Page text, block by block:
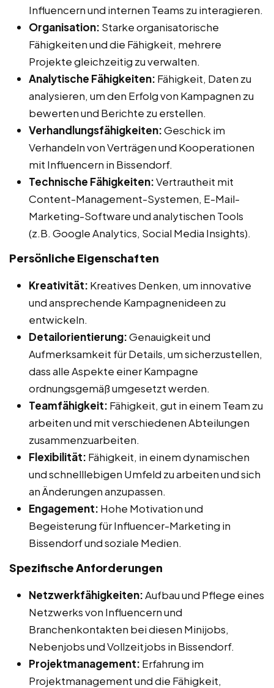
Influencern und internen Teams zu interagieren.
Organisation: Starke organisatorische
Fähigkeiten und die Fähigkeit, mehrere
Projekte gleichzeitig zu verwalten.
Analytische Fähigkeiten: Fähigkeit, Daten zu
analysieren, um den Erfolg von Kampagnen zu
bewerten und Berichte zu erstellen.
Verhandlungsfähigkeiten:Geschick im
Verhandeln von Verträgen und Kooperationen
mit Influencern in Bissendorf.
Technische Fähigkeiten:Vertrautheit mit
Content-Management-Systemen, E-Mail-
Marketing-Software und analytischen Tools
(z.B. Google Analytics, Social Media Insights).
Persönliche Eigenschaften
Kreativität: Kreatives Denken, um innovative
und ansprechende Kampagnenideen zu
entwickeln.
Detailorientierung:Genauigkeit und
Aufmerksamkeit für Details, um sicherzustellen,
dass alle Aspekte einer Kampagne
ordnungsgemäß umgesetzt werden.
Teamfähigkeit: Fähigkeit, gut in einem Team zu
arbeiten und mit verschiedenen Abteilungen
zusammenzuarbeiten.
Flexibilität: Fähigkeit, in einem dynamischen
und schnelllebigen Umfeld zu arbeiten und sich
an Änderungen anzupassen.
Engagement: Hohe Motivation und
Begeisterung für Influencer-Marketing in
Bissendorf und soziale Medien.
Spezifische Anforderungen
Netzwerkfähigkeiten:Aufbau und Pflege eines
Netzwerks von Influencern und
Branchenkontakten bei diesen Minijobs,
Nebenjobs und Vollzeitjobs in Bissendorf.
Projektmanagement: Erfahrung im
Projektmanagement und die Fähigkeit,